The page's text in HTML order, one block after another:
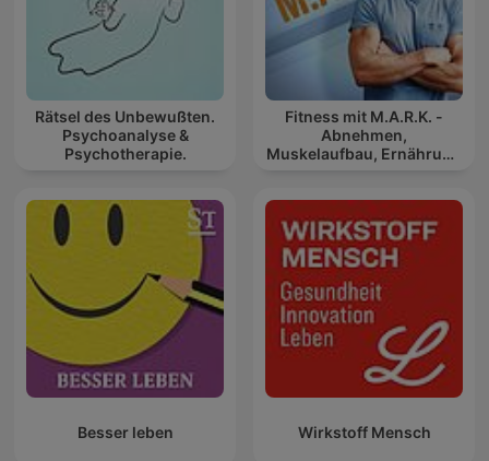
Rätsel des Unbewußten.
Psychoanalyse &
Psychotherapie.
Fitness mit M.A.R.K. -
Abnehmen,
Muskelaufbau, Ernährung
Besser leben Wirkstoff Mensch